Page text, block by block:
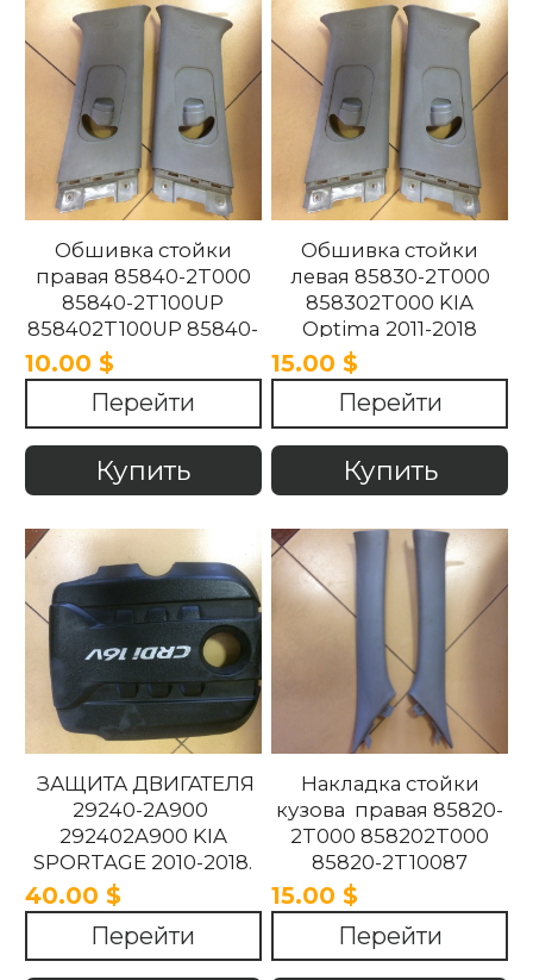
Обшивка стойки
правая 85840-2T000
85840-2T100UP
858402T100UP 85840-
2T100UP KIA Optima
2011-2018
10.00 $
Перейти
Купить
Обшивка стойки
левая 85830-2T000
858302T000 KIA
Optima 2011-2018
15.00 $
Перейти
Купить
ЗАЩИТА ДВИГАТЕЛЯ
29240-2A900
292402A900 KIA
SPORTAGE 2010-2018.
40.00 $
Перейти
Накладка стойки
кузова правая 85820-
2T000 858202T000
85820-2T10087
858202T10087 85820-
2T100UP
858202T100UP Kia
Optima 2010 -2015
15.00 $
Перейти